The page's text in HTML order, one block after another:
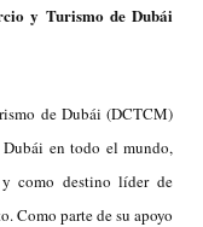
y Turismo de Dubái
de Dubái (DCTCM)
en todo el mundo,
como destino líder de
Como parte de su apoyo